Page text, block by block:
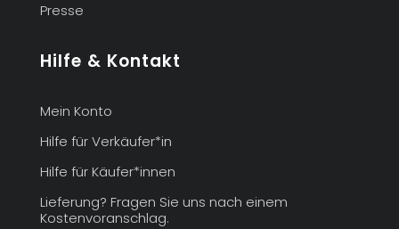
Presse
Hilfe & Kontakt
Mein Konto
Hilfe für Verkäufer*in
Hilfe für Käufer*innen
Lieferung? Fragen Sie uns nach einem
Kostenvoranschlag.